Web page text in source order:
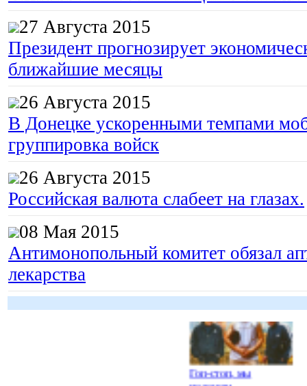
27 Августа 2015
Президент прогнозирует
ближайшие месяцы
26 Августа 2015
В Донецке ускоренными темпами
группировка войск
26 Августа 2015
Российская валюта слабеет на глазах.
08 Мая 2015
Антимонопольный комитет обязал
лекарства
Гоп-стоп, мы
подошли...